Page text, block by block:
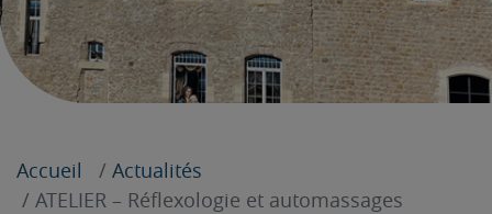
Accueil
Actualités
ATELIER – Réflexologie et automassages